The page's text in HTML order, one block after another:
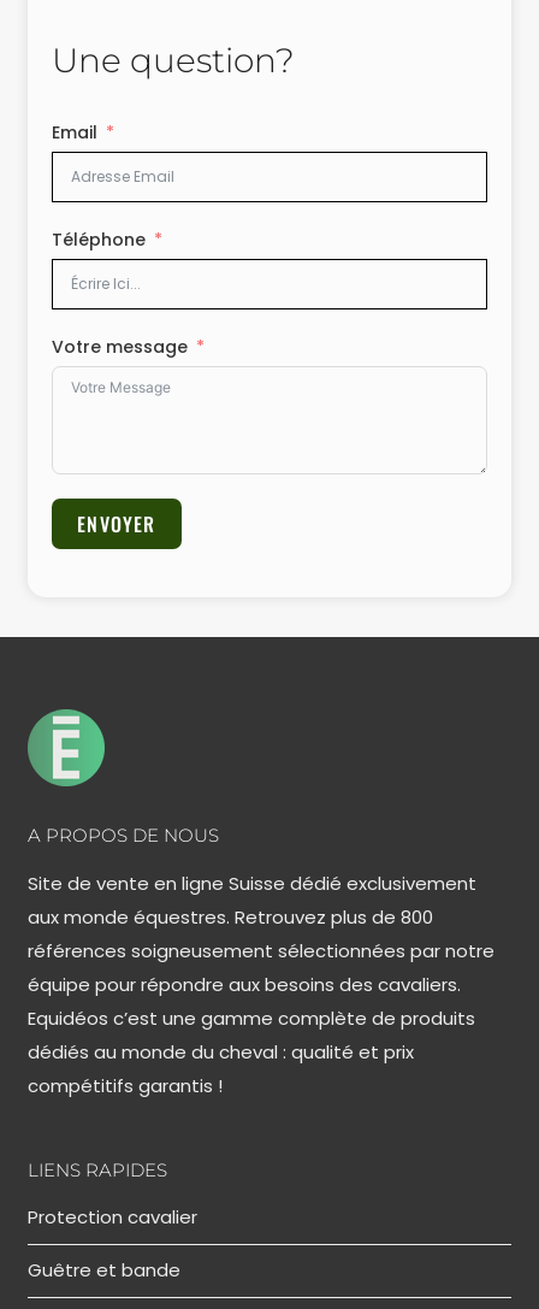
Une question?
Email
Téléphone
Votre message
ENVOYER
A PROPOS DE NOUS
Site de vente en ligne Suisse dédié exclusivement
aux monde équestres. Retrouvez plus de 800
références soigneusement sélectionnées par notre
équipe pour répondre aux besoins des cavaliers.
Equidéos c’est une gamme complète de produits
dédiés au monde du cheval : qualité et prix
compétitifs garantis !
LIENS RAPIDES
Protection cavalier
Guêtre et bande